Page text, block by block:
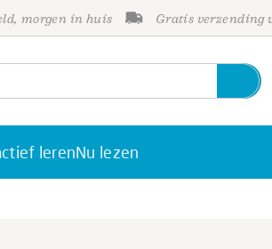
morgen in huis Gratis verzending
lerenNu lezen